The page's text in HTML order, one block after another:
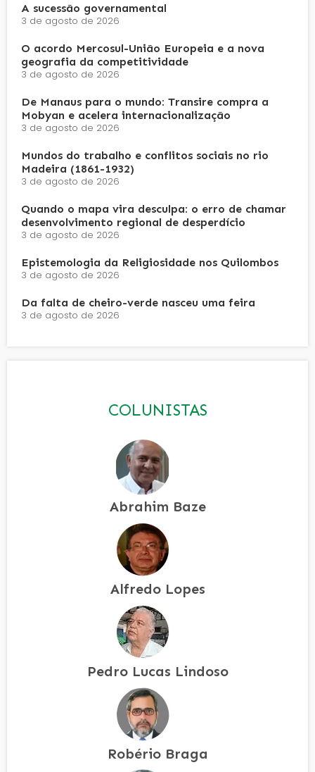
A sucessão governamental
3 de agosto de 2026
O acordo Mercosul-União Europeia e a nova
geografia da competitividade
3 de agosto de 2026
De Manaus para o mundo: Transire compra a
Mobyan e acelera internacionalização
3 de agosto de 2026
Mundos do trabalho e conflitos sociais no rio
Madeira (1861-1932)
3 de agosto de 2026
Quando o mapa vira desculpa: o erro de chamar
desenvolvimento regional de desperdício
3 de agosto de 2026
Epistemologia da Religiosidade nos Quilombos
3 de agosto de 2026
Da falta de cheiro-verde nasceu uma feira
3 de agosto de 2026
COLUNISTAS
Abrahim Baze
Alfredo Lopes
Pedro Lucas Lindoso
Robério Braga